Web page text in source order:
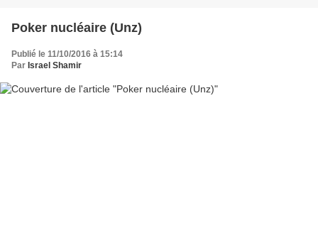
Poker nucléaire (Unz)
Publié le 11/10/2016 à 15:14
Par Israel Shamir